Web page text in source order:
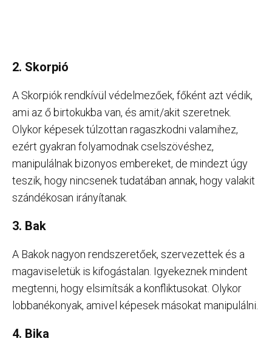
2. Skorpió
A Skorpiók rendkívül védelmezőek, főként azt védik,
ami az ő birtokukba van, és amit/akit szeretnek.
Olykor képesek túlzottan ragaszkodni valamihez,
ezért gyakran folyamodnak cselszövéshez,
manipulálnak bizonyos embereket, de mindezt úgy
teszik, hogy nincsenek tudatában annak, hogy valakit
szándékosan irányítanak.
3. Bak
A Bakok nagyon rendszeretőek, szervezettek és a
magaviseletük is kifogástalan. Igyekeznek mindent
megtenni, hogy elsimítsák a konfliktusokat. Olykor
lobbanékonyak, amivel képesek másokat manipulálni.
4. Bika